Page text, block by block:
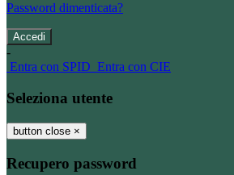
Password dimenticata?
-
Entra con SPID Entra con CIE
Seleziona utente
button close ×
Recupero password